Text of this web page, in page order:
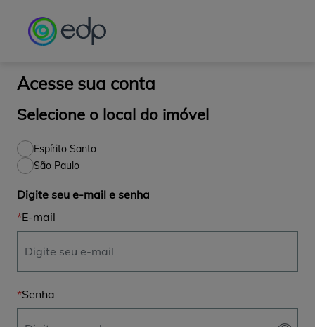
Acesse sua conta
Selecione o local do imóvel
Espírito Santo
São Paulo
Digite seu e-mail e senha
E-mail
Senha